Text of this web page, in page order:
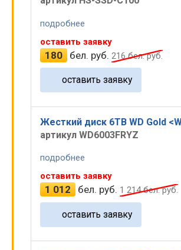
подробнее
оставить заявку
180 бел. руб. 216бел. руб.
оставить заявку
Жесткий диск 6TB WD Gold
артикул WD6003FRYZ
подробнее
оставить заявку
1 012 бел. руб. 1 214бел. руб.
оставить заявку